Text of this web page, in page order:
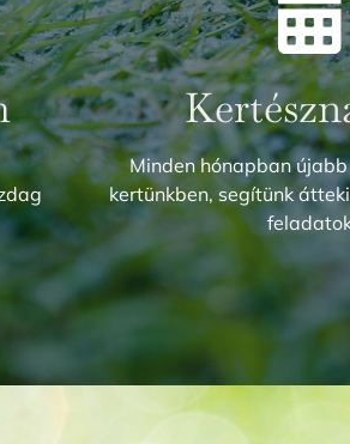
Minden hónapban
kertünkben, segítünk